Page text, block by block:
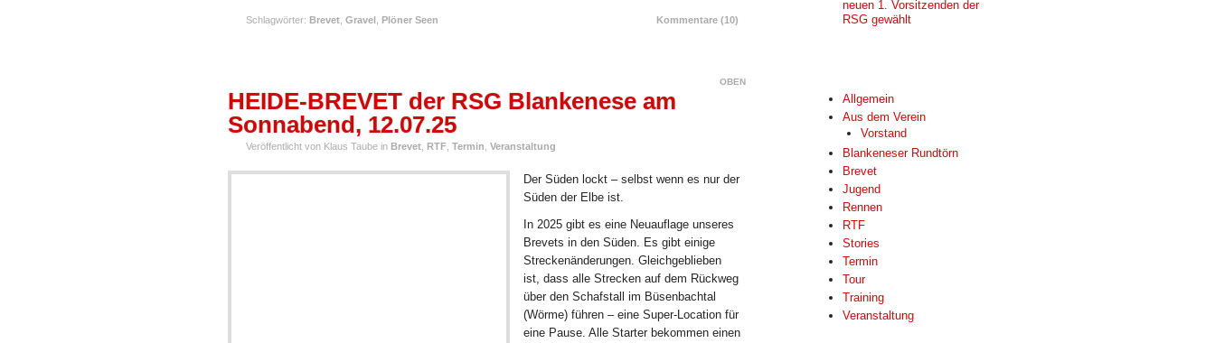
Schlagwörter: Brevet Gravel Plöner Seen Kommentare (10)
OBEN
HEIDE-BREVET der RSG Blankenese am
Sonnabend, 12.07.25
Veröffentlicht von Klaus Taube in Brevet RTF Termin Veranstaltung
Der Süden lockt – selbst wenn es nur der
Süden der Elbe ist.
In 2025 gibt es eine Neuauflage unseres
Brevets in den Süden. Es gibt einige
Streckenänderungen. Gleichgeblieben
ist, dass alle Strecken auf dem Rückweg
über den Schafstall im Büsenbachtal
(Wörme) führen – eine Super-Location für
eine Pause. Alle Starter bekommen einen
neuen 1. Vorsitzenden der
RSG gewählt
Allgemein
Aus dem Verein
Vorstand
Blankeneser Rundtörn
Brevet
Jugend
Rennen
RTF
Stories
Termin
Tour
Training
Veranstaltung